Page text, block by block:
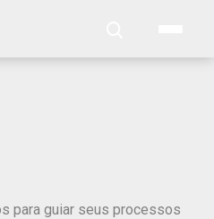
para guiar seus processos